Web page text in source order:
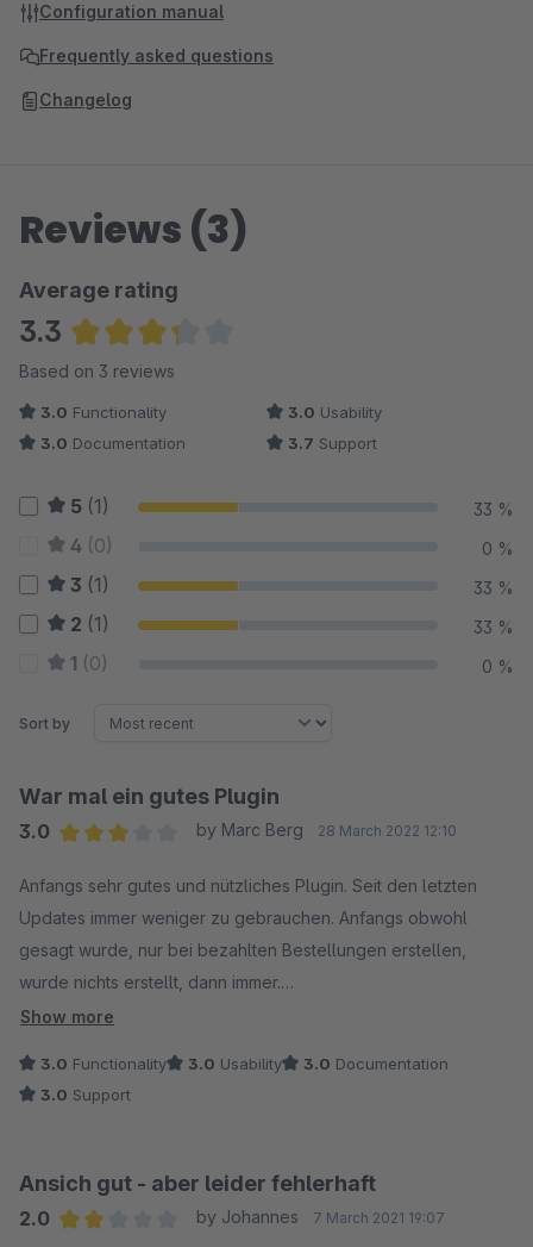
Configuration manual
Frequently asked questions
Changelog
Reviews (3)
Average rating
3.3
Average rating of 3.33 out of 5 stars
Based on 3 reviews
3.0 Functionality 3.0 Usability
3.0 Documentation 3.7 Support
5 (1) 33 %
4 (0) 0 %
3 (1) 33 %
2 (1) 33 %
1 (0) 0 %
Sort by
War mal ein gutes Plugin
3.0
by Marc Berg 28 March 2022 12:10
Anfangs sehr gutes und nützliches Plugin. Seit den letzten
Updates immer weniger zu gebrauchen. Anfangs obwohl
gesagt wurde, nur bei bezahlten Bestellungen erstellen,
wurde nichts erstellt, dann immer.
Dann wurde willkürlich Rechnungsnummern übersprungen.
ordentlich ist, wird keine mehr automatisch erstellt. Schade! Ich
denke selber Fehler wie bei Johannes. Und selbst wenn es
Show more
3.0 Functionality 3.0 Usability 3.0 Documentation
3.0 Support
Ansich gut - aber leider fehlerhaft
2.0
by Johannes 7 March 2021 19:07